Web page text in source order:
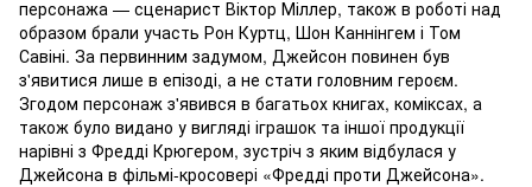
персонажа — сценарист Віктор Міллер, також в роботі над
образом брали участь Рон Куртц, Шон Каннінгем і Том
Савіні. За первинним задумом, Джейсон повинен був
з'явитися лише в епізоді, а не стати головним героєм.
Згодом персонаж з'явився в багатьох книгах, коміксах, а
також було видано у вигляді іграшок та іншої продукції
нарівні з Фредді Крюгером, зустріч з яким відбулася у
Джейсона в фільмі-кросовері «Фредді проти Джейсона».